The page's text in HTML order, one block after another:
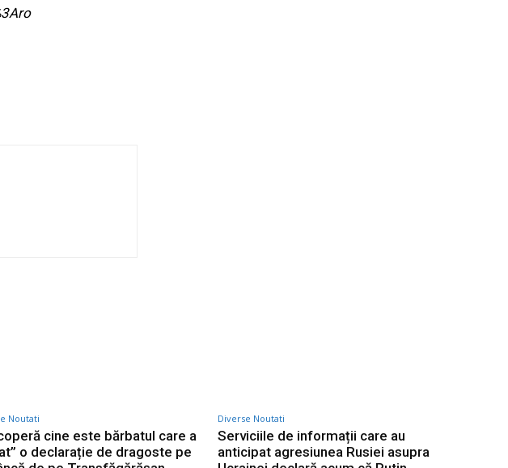
Noutati
cine este bărbatul care a
o declarație de dragoste pe
Diverse Noutati
Serviciile de informații care au
anticipat agresiunea Rusiei asupra